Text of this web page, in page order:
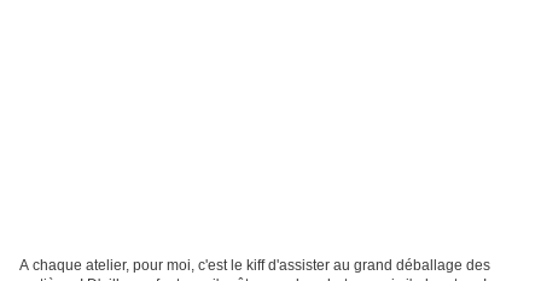
A chaque atelier, pour moi, c'est le kiff d'assister au grand déballage des